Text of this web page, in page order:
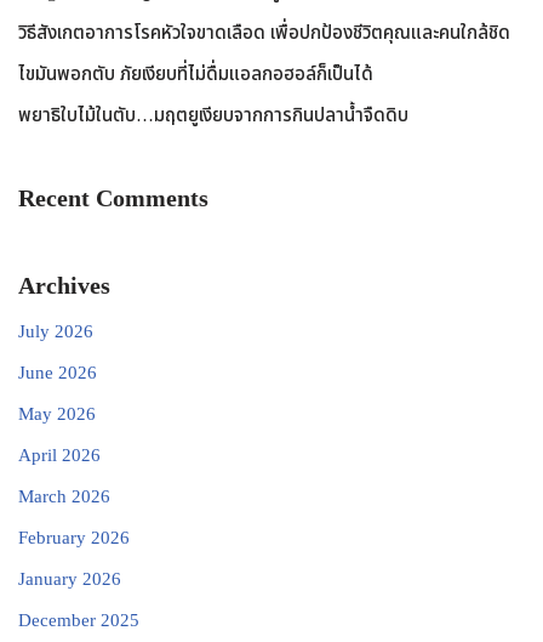
วิธีสังเกตอาการโรคหัวใจขาดเลือด เพื่อปกป้องชีวิตคุณและคนใกล้ชิด
ไขมันพอกตับ ภัยเงียบที่ไม่ดื่มแอลกอฮอล์ก็เป็นได้
พยาธิใบไม้ในตับ…มฤตยูเงียบจากการกินปลาน้ำจืดดิบ
Recent Comments
Archives
July 2026
June 2026
May 2026
April 2026
March 2026
February 2026
January 2026
December 2025